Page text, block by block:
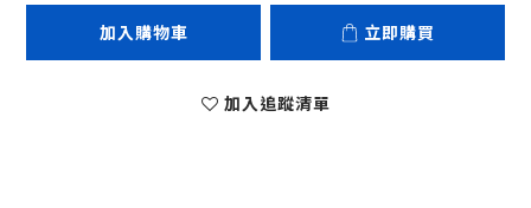
加入購物車 立即購買
加入追蹤清單